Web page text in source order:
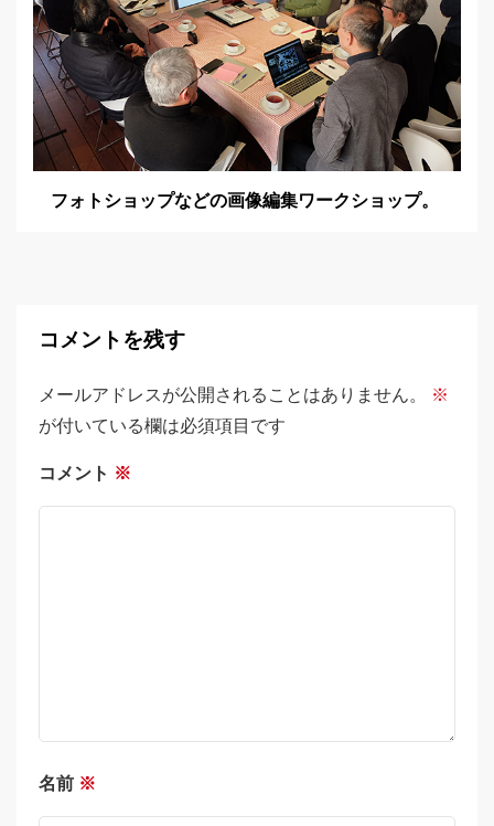
フォトショップなどの画像編集ワークショップ。
コメントを残す
メールアドレスが公開されることはありません。
※
が付いている欄は必須項目です
コメント ※
名前 ※